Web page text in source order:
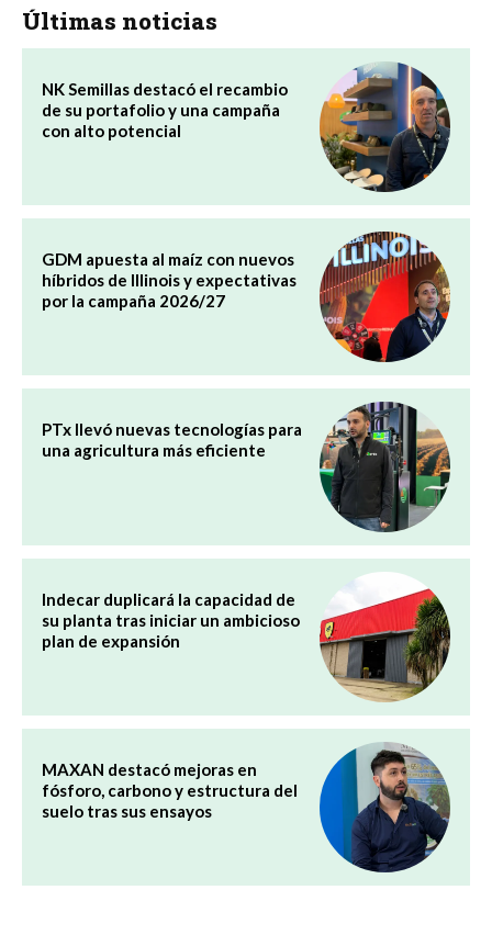
Últimas noticias
NK Semillas destacó el recambio
de su portafolio y una campaña
con alto potencial
GDM apuesta al maíz con nuevos
híbridos de Illinois y expectativas
por la campaña 2026/27
PTx llevó nuevas tecnologías para
una agricultura más eficiente
Indecar duplicará la capacidad de
su planta tras iniciar un ambicioso
plan de expansión
MAXAN destacó mejoras en
fósforo, carbono y estructura del
suelo tras sus ensayos